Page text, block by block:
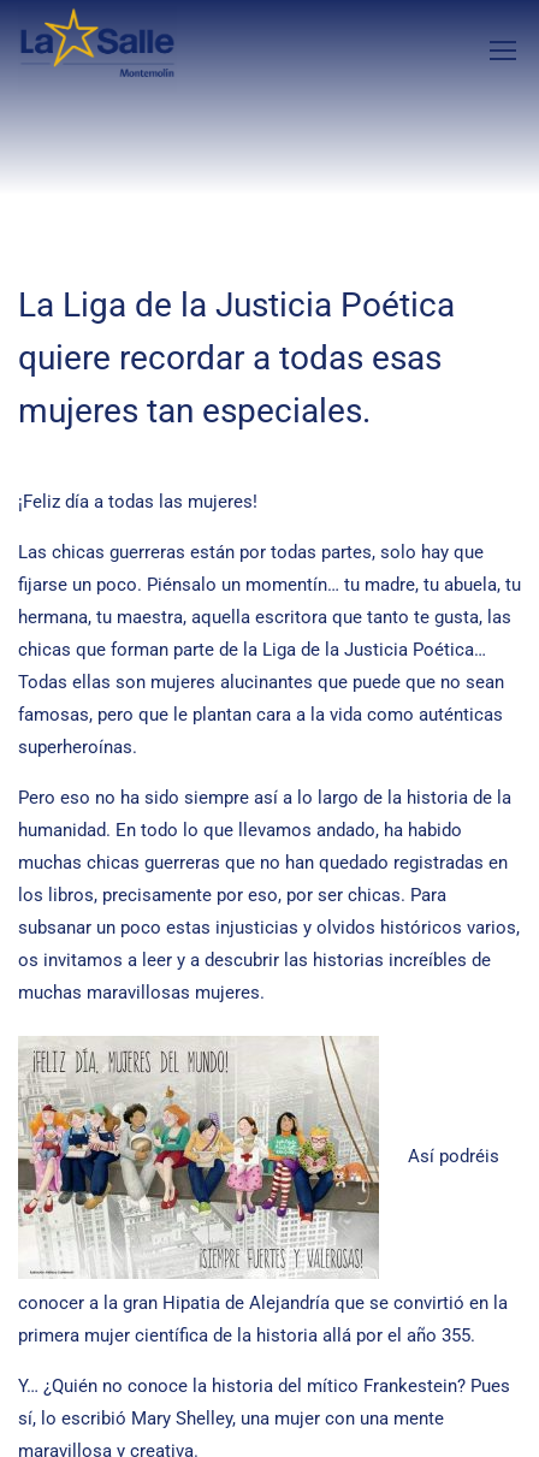
La Liga de la Justicia Poética
quiere recordar a todas esas
mujeres tan especiales.
¡Feliz día a todas las mujeres!
Las chicas guerreras están por todas partes, solo hay que
fijarse un poco. Piénsalo un momentín… tu madre, tu abuela, tu
hermana, tu maestra, aquella escritora que tanto te gusta, las
chicas que forman parte de la Liga de la Justicia Poética…
Todas ellas son mujeres alucinantes que puede que no sean
famosas, pero que le plantan cara a la vida como auténticas
superheroínas.
Pero eso no ha sido siempre así a lo largo de la historia de la
humanidad. En todo lo que llevamos andado, ha habido
muchas chicas guerreras que no han quedado registradas en
los libros, precisamente por eso, por ser chicas. Para
subsanar un poco estas injusticias y olvidos históricos varios,
os invitamos a leer y a descubrir las historias increíbles de
muchas maravillosas mujeres.
Así podréis
conocer a la gran Hipatia de Alejandría que se convirtió en la
primera mujer científica de la historia allá por el año 355.
Y… ¿Quién no conoce la historia del mítico Frankestein? Pues
sí, lo escribió Mary Shelley, una mujer con una mente
maravillosa y creativa.